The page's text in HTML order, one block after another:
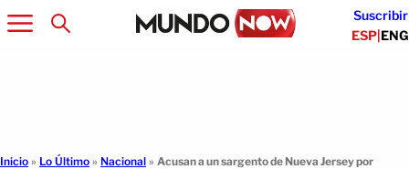
Suscribir
ESP|ENG
Inicio » Lo Último » Nacional » Acusan a un sargento de Nueva Jersey por